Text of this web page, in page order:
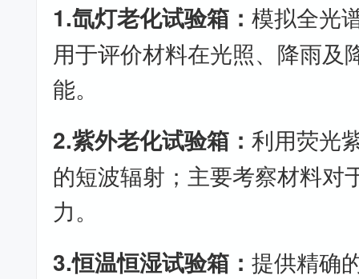
1.氙灯老化试验箱：模拟全光
用于评价材料在光照、降雨及
能。
2.紫外老化试验箱：利用荧光
的短波辐射；主要考察材料对
力。
3.恒温恒湿试验箱：提供精确